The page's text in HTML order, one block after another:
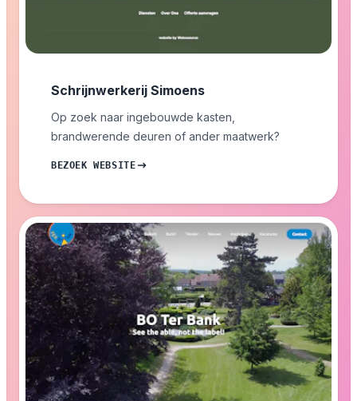
Schrijnwerkerij Simoens
Op zoek naar ingebouwde kasten,
brandwerende deuren of ander maatwerk?
BEZOEK WEBSITE